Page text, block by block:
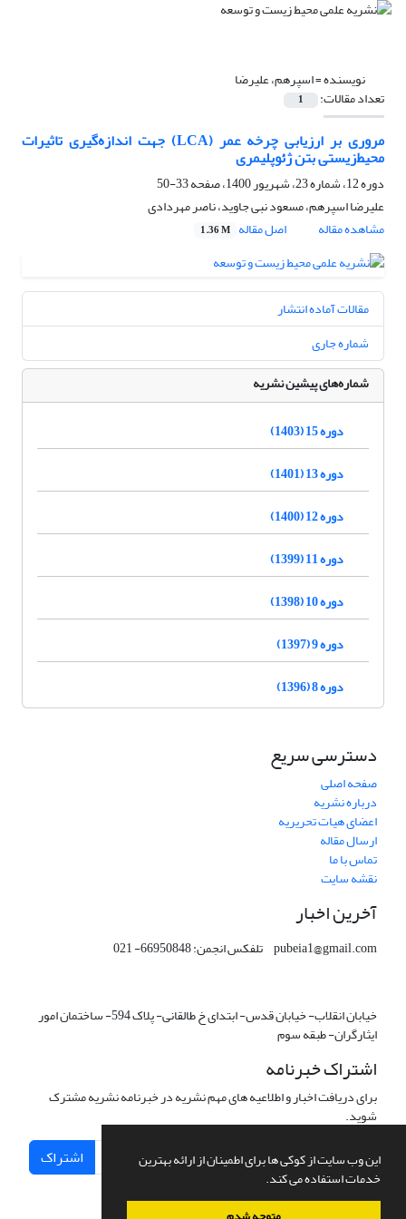
این وب سایت از کوکی ها برای اطمینان از ارائه بهترین
خدمات استفاده می کند.
نویسنده =اسپرهم، علیرضا
تعداد مقالات: 1
مروری بر ارزیابی چرخه عمر (LCA) جهت اندازه‌گیری تاثیرات
محیط‌زیستی بتن ژئوپلیمری
دوره 12، شماره 23، شهریور 1400، صفحه
33-50
علیرضا اسپرهم، مسعود نبی جاوید، ناصر مهردادی
مشاهده مقاله
اصل مقاله 1.36 M
مقالات آماده انتشار
شماره جاری
شماره‌های پیشین نشریه
دوره 15 (1403)
دوره 13 (1401)
دوره 12 (1400)
دوره 11 (1399)
دوره 10 (1398)
دوره 9 (1397)
دوره 8 (1396)
دسترسی سریع
صفحه اصلی
درباره نشریه
اعضای هیات تحریریه
ارسال مقاله
تماس با ما
نقشه سایت
آخرین اخبار
pubeia1@gmail.com تلفکس انجمن: 66950848- 021
خیابان انقلاب- خیابان قدس- ابتدای خ طالقانی- پلاک 594- ساختمان امور
ایثارگران- طبقه سوم
اشتراک خبرنامه
برای دریافت اخبار و اطلاعیه های مهم نشریه در خبرنامه نشریه مشترک
شوید.
اشتراک